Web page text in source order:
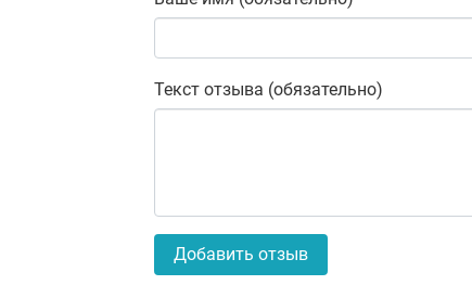
Текст отзыва (обязательно)
Добавить отзыв